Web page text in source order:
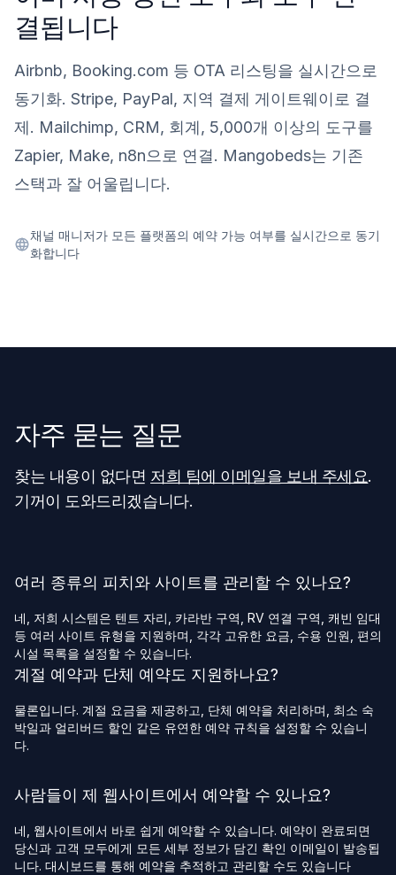
결됩니다
Airbnb, Booking.com 등 OTA 리스팅을 실시간으로
동기화. Stripe, PayPal, 지역 결제 게이트웨이로 결
제. Mailchimp, CRM, 회계, 5,000개 이상의 도구를
Zapier, Make, n8n으로 연결. Mangobeds는 기존
스택과 잘 어울립니다.
채널 매니저가 모든 플랫폼의 예약 가능 여부를 실시간으로 동기
화합니다
자주 묻는 질문
찾는 내용이 없다면 저희 팀에 이메일을 보내 주세요.
기꺼이 도와드리겠습니다.
여러 종류의 피치와 사이트를 관리할 수 있나요?
네, 저희 시스템은 텐트 자리, 카라반 구역, RV 연결 구역, 캐빈 임대
등 여러 사이트 유형을 지원하며, 각각 고유한 요금, 수용 인원, 편의
시설 목록을 설정할 수 있습니다.
계절 예약과 단체 예약도 지원하나요?
물론입니다. 계절 요금을 제공하고, 단체 예약을 처리하며, 최소 숙
박일과 얼리버드 할인 같은 유연한 예약 규칙을 설정할 수 있습니
다.
사람들이 제 웹사이트에서 예약할 수 있나요?
네, 웹사이트에서 바로 쉽게 예약할 수 있습니다. 예약이 완료되면
당신과 고객 모두에게 모든 세부 정보가 담긴 확인 이메일이 발송됩
니다. 대시보드를 통해 예약을 추적하고 관리할 수도 있습니다